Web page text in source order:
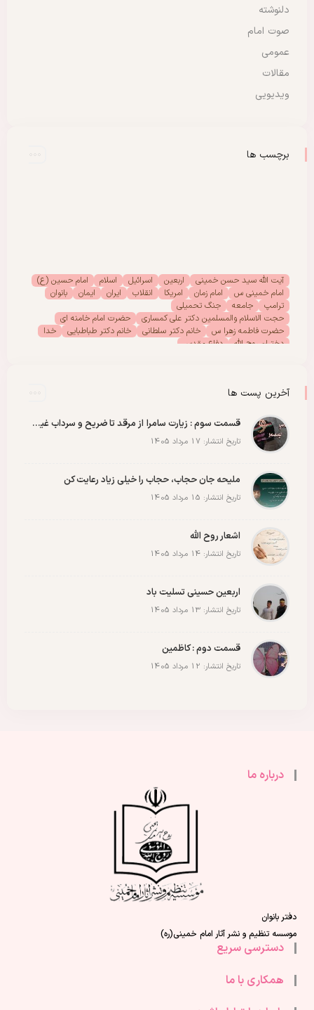
دلنوشته
صوت امام
عمومی
مقالات
ویدیویی
برچسب ها
آیت الله سید حسن خمینی اربعین اسرائیل اسلام
امام حسین (ع)
امام خمینی س
امام زمان امریکا انقلاب ایران ایمان
بانوان
ترامپ
جامعه
جنگ تحمیلی
حجت الاسلام والمسلمین دکتر علی کمساری
حضرت امام خامنه ای
حضرت فاطمه زهرا س
خانم دکتر سلطانی خانم دکتر طباطبایی
خدا
دختران روح الله
دفاع مقدس
مادران شهدا
مجمع دختران روح اللهآخرین پست ها
قسمت سوم : زیارت سامرا از مرقد تا ضریح و سرداب غیبت امام زمان عجل الله رو با عشق ببینید
تاریخ انتشار: 17 مرداد 1405
ملیحه جان حجاب، حجاب را خیلی زیاد رعایت کن
تاریخ انتشار: 15 مرداد 1405
اشعار روح الله
تاریخ انتشار: 14 مرداد 1405
اربعین حسینی تسلیت باد
تاریخ انتشار: 13 مرداد 1405
قسمت دوم : کاظمین
تاریخ انتشار: 12 مرداد 1405
درباره ما
دفتر بانوان
موسسه تنظیم و نشر آثار امام خمینی(ره)
دسترسی سریع
همکاری با ما